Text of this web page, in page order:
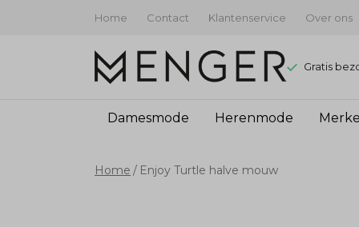
Home Contact Klantenservice Over ons
Gratis
Damesmode Herenmode
Enjoy
TurtleHome Enjoy Turtle halve mouw